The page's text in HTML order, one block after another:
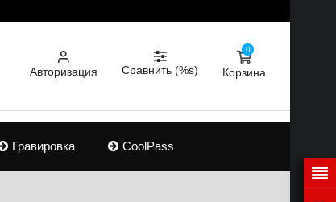
Авторизация Сравнить (%s) Корзина
0
Гравировка CoolPass